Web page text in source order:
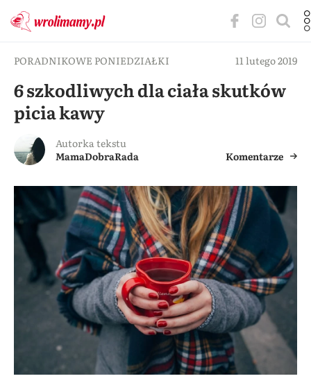
PORADNIKOWE PONIEDZIAŁKI 11 lutego 2019
6 szkodliwych dla ciała skutków
picia kawy
Autorka tekstu
MamaDobraRada
Komentarze